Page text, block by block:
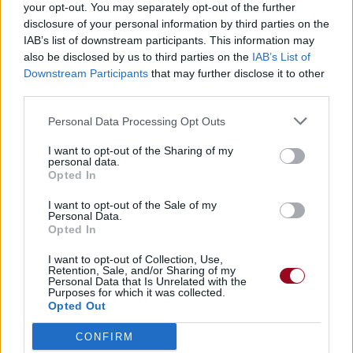
your opt-out. You may separately opt-out of the further
disclosure of your personal information by third parties on the
IAB’s list of downstream participants. This information may
also be disclosed by us to third parties on the IAB’s List of
Downstream Participants that may further disclose it to other
Personal Data Processing Opt Outs
I want to opt-out of the Sharing of my
personal data.
Opted In
I want to opt-out of the Sale of my
Personal Data.
Opted In
I want to opt-out of Collection, Use,
Retention, Sale, and/or Sharing of my
Personal Data that Is Unrelated with the
Purposes for which it was collected.
Opted Out
CONFIRM
Concert/Live Chanson sans vidéo
Paroles Téléchargement
Vidéos
Commentaires
Dire «merci» pour cette traduction Corriger une erreur